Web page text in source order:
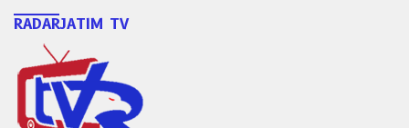
RADARJATIM TV